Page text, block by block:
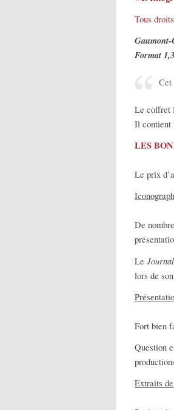
Tous
Format
Cet
Le coffret
Il contient
LES
Le prix
De
Le
lors de
Fort bien
Question
Extraits